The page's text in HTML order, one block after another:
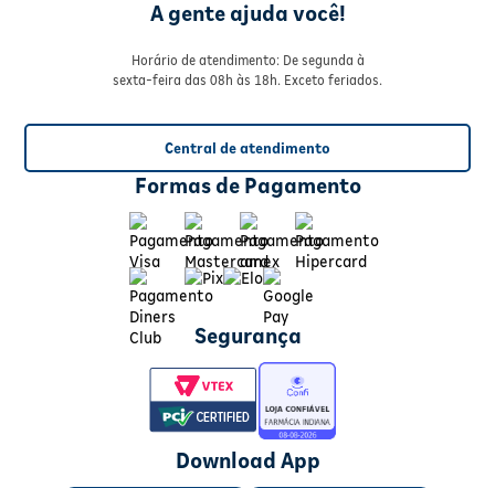
A gente ajuda você!
Horário de atendimento: De segunda à
sexta-feira das 08h às 18h. Exceto feriados.
Central de atendimento
Formas de Pagamento
Segurança
Download App